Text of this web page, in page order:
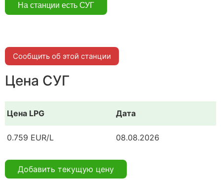
Сообщить об этой станции
Цена СУГ
Цена LPG Дата
0.759 EUR/L 08.08.2026
Добавить текущую цену